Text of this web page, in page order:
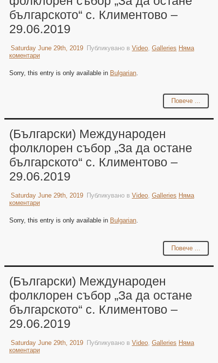
българското“ с. Климентово –
29.06.2019
Saturday June 29th, 2019 Публикувано в Video, Galleries Няма
коментари
Sorry, this entry is only available in Bulgarian.
Повече ...
(Български) Международен
фолклорен събор „За да остане
българското“ с. Климентово –
29.06.2019
Saturday June 29th, 2019 Публикувано в Video, Galleries Няма
коментари
Sorry, this entry is only available in Bulgarian.
Повече ...
(Български) Международен
фолклорен събор „За да остане
българското“ с. Климентово –
29.06.2019
Saturday June 29th, 2019 Публикувано в Video, Galleries Няма
коментари